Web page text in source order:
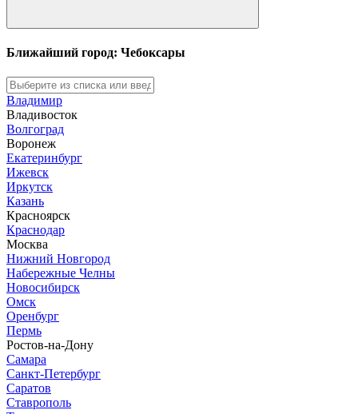
Ближайший город: Чебоксары
Владимир
Владивосток
Волгоград
Воронеж
Екатеринбург
Ижевск
Иркутск
Казань
Красноярск
Краснодар
Москва
Нижний Новгород
Набережные Челны
Новосибирск
Омск
Оренбург
Пермь
Ростов-на-Дону
Самара
Санкт-Петербург
Саратов
Ставрополь